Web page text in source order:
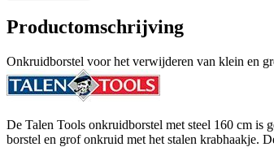
Productomschrijving
Onkruidborstel voor het verwijderen van klein en
De Talen Tools onkruidborstel met steel 160 cm is
borstel en grof onkruid met het stalen krabhaakje.